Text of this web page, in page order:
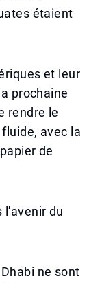
étaient
et leur
prochaine
rendre le
avec la
de
l'avenir du
ne sont